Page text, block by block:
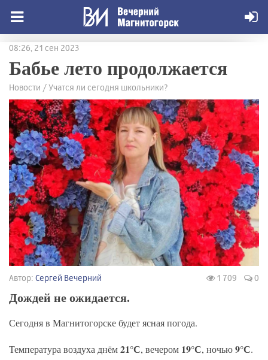
08:26, 21 сен 2023
Бабье лето продолжается
Новости / Учатся ли сегодня школьники?
Автор: Сергей Вечерний 1 709 0
Дождей не ожидается.
Сегодня в Магнитогорске будет ясная погода.
Температура воздуха днём21°С, вечером 19°С, ночью9°С.